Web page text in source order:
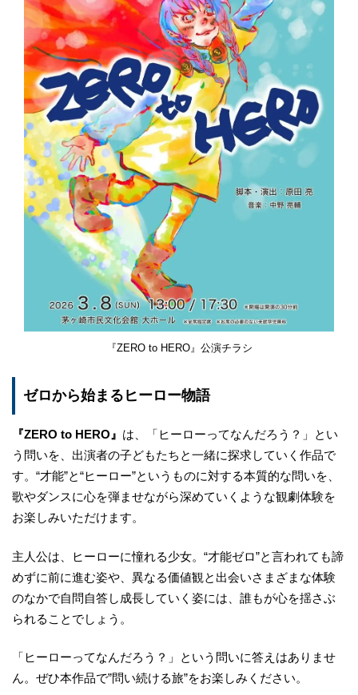
『ZERO to HERO』公演チラシ
ゼロから始まるヒーロー物語
『ZERO to HERO』 は、「ヒーローってなんだろう？」とい
う問いを、出演者の子どもたちと一緒に探求していく作品で
す。“才能”と“ヒーロー”というものに対する本質的な問いを、
歌やダンスに心を弾ませながら深めていくような観劇体験を
お楽しみいただけます。
主人公は、ヒーローに憧れる少女。“才能ゼロ”と言われても諦
めずに前に進む姿や、異なる価値観と出会いさまざまな体験
のなかで自問自答し成長していく姿には、誰もが心を揺さぶ
られることでしょう。
「ヒーローってなんだろう？」という問いに答えはありませ
ん。ぜひ本作品で”問い続ける旅”をお楽しみください。